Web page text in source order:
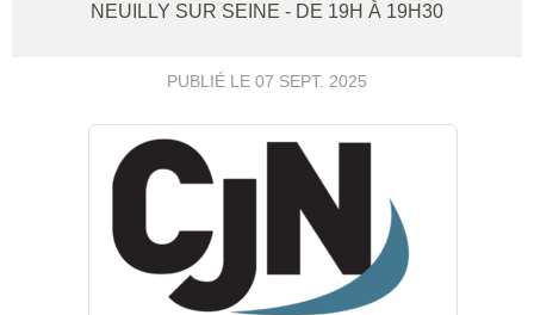
NEUILLY SUR SEINE - DE 19H À 19H30
PUBLIÉ LE 07 SEPT. 2025